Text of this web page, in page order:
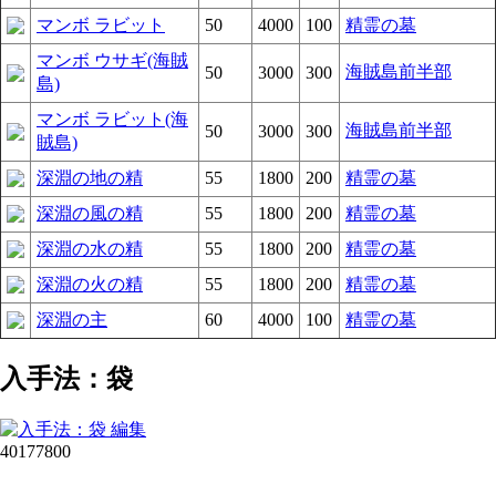
マンボ ラビット
50 4000 100
精霊の墓
マンボ ウサギ(海賊
島)
50 3000 300 海賊島前半部
マンボ ラビット(海
賊島)
50 3000 300 海賊島前半部
深淵の地の精 55 1800 200
精霊の墓
深淵の風の精
55 1800 200
精霊の墓
深淵の水の精
55 1800 200
精霊の墓
深淵の火の精
55 1800 200
精霊の墓
深淵の主
60 4000 100 精霊の墓
入手法：袋
40177800